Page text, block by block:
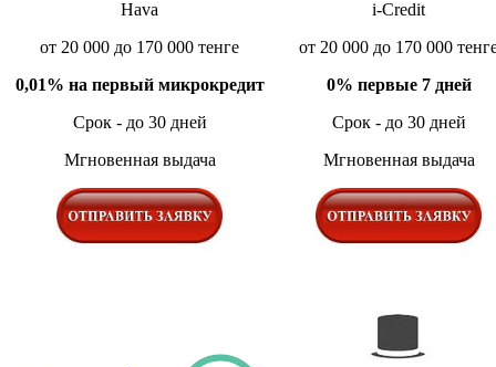
Hava
от 20 000 до 170 000 тенге
0,01% на первый микрокредит
Срок - до 30 дней
Мгновенная выдача
i-Credit
от 20 000 до 170 000
0% первые 7 дней
Срок - до 30 дней
Мгновенная выдача